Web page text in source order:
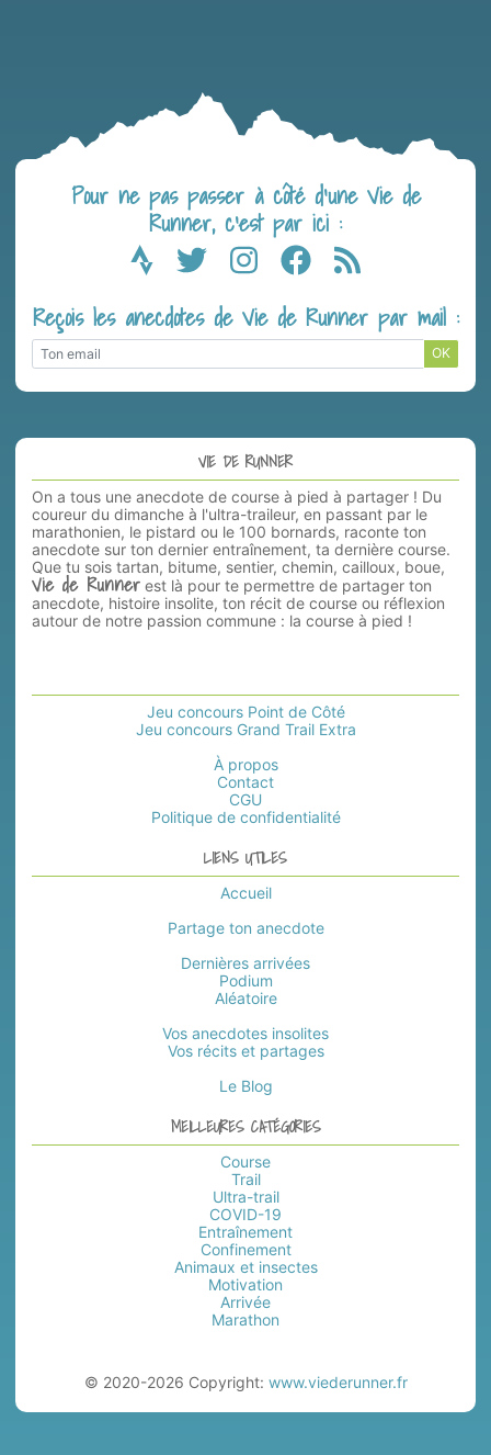
Pour ne pas passer à côté d’une Vie de
Runner, c’est par ici :
Reçois les anecdotes de Vie de Runner par mail :
OK
VIE DE RUNNER
On a tous une anecdote de course à pied à partager ! Du
coureur du dimanche à l'ultra-traileur, en passant par le
marathonien, le pistard ou le 100 bornards, raconte ton
anecdote sur ton dernier entraînement, ta dernière course.
Que tu sois tartan, bitume, sentier, chemin, cailloux, boue,
Vie de Runner est là pour te permettre de partager ton
anecdote, histoire insolite, ton récit de course ou réflexion
autour de notre passion commune : la course à pied !
Jeu concours Point de Côté
Jeu concours Grand Trail Extra
À propos
Contact
CGU
Politique de confidentialité
LIENS UTILES
Accueil
Partage ton anecdote
Dernières arrivées
Podium
Aléatoire
Vos anecdotes insolites
Vos récits et partages
Le Blog
MEILLEURES CATÉGORIES
Course
Trail
Ultra-trail
COVID-19
Entraînement
Confinement
Animaux et insectes
Motivation
Arrivée
Marathon
© 2020-2026 Copyright: www.viederunner.fr